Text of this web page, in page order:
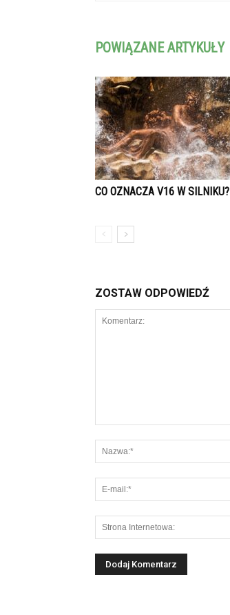
POWIĄZANE ARTYKUŁY
CO OZNACZA V16 W SILNIKU?
ZOSTAW ODPOWIEDŹ